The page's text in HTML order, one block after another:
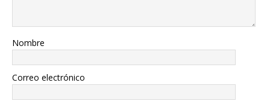
Nombre
Correo electrónico